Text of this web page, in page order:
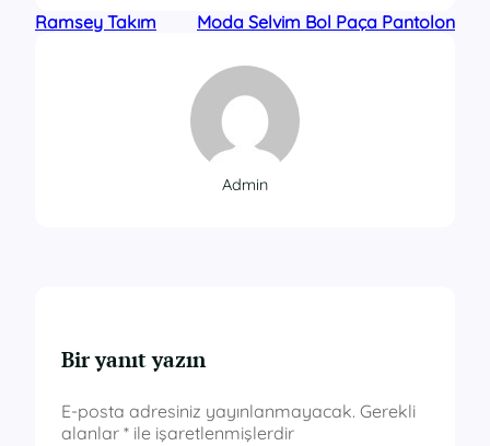
Ramsey Takım Moda Selvim Bol Paça Pantolon
Admin
Bir yanıt yazın
E-posta adresiniz yayınlanmayacak. Gerekli
alanlar * ile işaretlenmişlerdir